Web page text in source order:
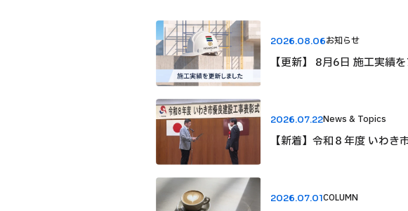
2026.08.06お知らせ
【更新】 8月6日 施工実績を
2026.07.22News & Topics
【新着】令和８年度 いわき
2026.07.01COLUMN